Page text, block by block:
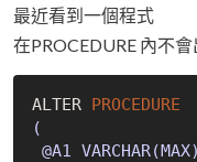
最近看到一個程式
在PROCEDURE 內不
ALTER PROCEDURE
(
@A1 VARCHAR(MAX)